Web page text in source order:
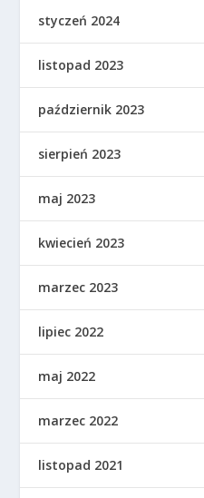
styczeń 2024
listopad 2023
październik 2023
sierpień 2023
maj 2023
kwiecień 2023
marzec 2023
lipiec 2022
maj 2022
marzec 2022
listopad 2021